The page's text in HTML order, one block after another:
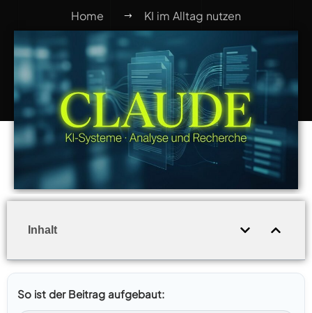
Home KI im Alltag nutzen
Inhalt
So ist der Beitrag aufgebaut: